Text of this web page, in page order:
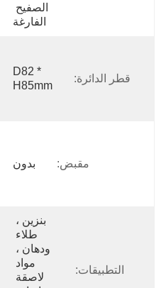
الصفيح
الفارغة
قطر الدائرة:
D82 *
H85mm
مقبض: بدون
التطبيقات:
بنزين ،
طلاء
ودهان ،
مواد
لاصقة